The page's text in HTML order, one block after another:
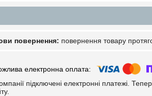
повернення товару
підключені електронні платежі.